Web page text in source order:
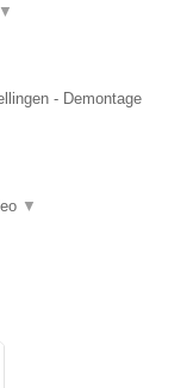
▼
- Demontage
▼